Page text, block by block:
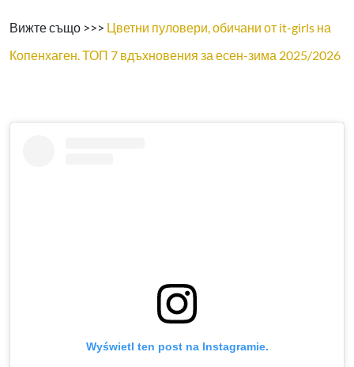
Вижте също >>> Цветни пуловери, обичани от it-girls на
Копенхаген. ТОП 7 вдъхновения за есен-зима 2025/2026
Wyświetl ten post na Instagramie.